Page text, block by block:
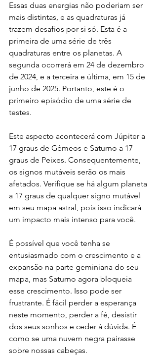
Essas duas energias não poderiam ser
mais distintas, e as quadraturas já
trazem desafios por si só. Esta é a
primeira de uma série de três
quadraturas entre os planetas. A
segunda ocorrerá em 24 de dezembro
de 2024, e a terceira e última, em 15 de
junho de 2025. Portanto, este é o
primeiro episódio de uma série de
testes.
Este aspecto acontecerá com Júpiter a
17 graus de Gêmeos e Saturno a 17
graus de Peixes. Consequentemente,
os signos mutáveis serão os mais
afetados. Verifique se há algum planeta
a 17 graus de qualquer signo mutável
em seu mapa astral, pois isso indicará
um impacto mais intenso para você.
É possível que você tenha se
entusiasmado com o crescimento e a
expansão na parte geminiana do seu
mapa, mas Saturno agora bloqueia
esse crescimento. Isso pode ser
frustrante. É fácil perder a esperança
neste momento, perder a fé, desistir
dos seus sonhos e ceder à dúvida. É
como se uma nuvem negra pairasse
sobre nossas cabeças.